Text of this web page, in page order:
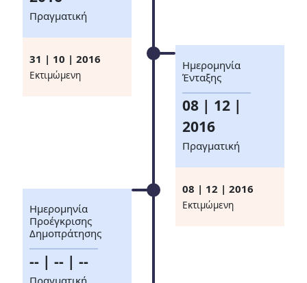
Πραγματική
31 | 10 | 2016
Eκτιμώμενη
Ημερομηνία
Ένταξης
08 | 12 |
2016
Πραγματική
08 | 12 | 2016
Eκτιμώμενη
Ημερομηνία
Προέγκρισης
Δημοπράτησης
-- | -- | --